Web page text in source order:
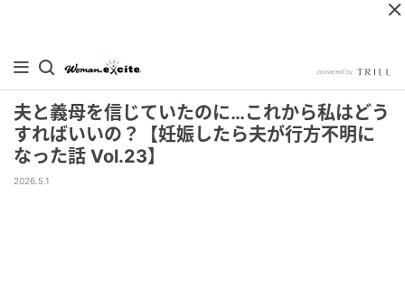
夫と義母を信じていたのに…これから私はどう
すればいいの？【妊娠したら夫が行方不明に
なった話 Vol.23】
2026.5.1